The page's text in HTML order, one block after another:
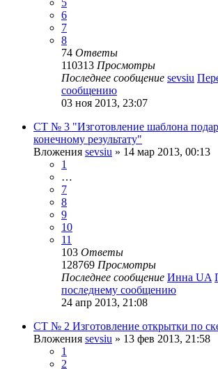
6
7
8
74 Ответы
110313 Просмотры
Последнее сообщение sevsiu
сообщению
03 ноя 2013, 23:07
СТ № 3 "Изготовление шаблона
конечному результату"
Вложения sevsiu » 14 мар 2013, 00:13
1
…
7
8
9
10
11
103 Ответы
128769 Просмотры
Последнее сообщение Инна UA
последнему сообщению
24 апр 2013, 21:08
СТ № 2 Изготовление открытки по
Вложения sevsiu » 13 фев 2013, 21:58
1
2